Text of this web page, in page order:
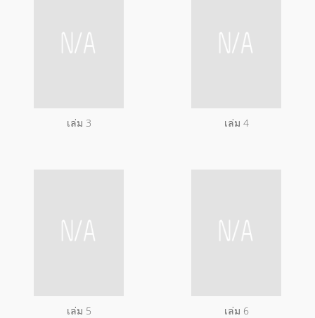
เล่ม 3 เล่ม 4
เล่ม 5 เล่ม 6